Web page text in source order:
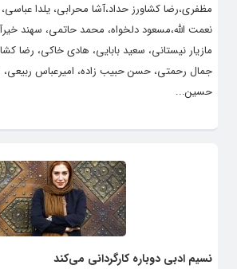
مظفری،رضا کشاورز حداد،آشا محرابی، یلدا
نعمت الله،مسعود دلخواه، محمد حاتمی، سهند
مازیار نیستانی، سعید بابایی، هادی خاکی، رضا
جمال رحمتی، حسن حبیب زاده، امیرعباس
حسین...
نسیم ادبی دوباره کارگردانی می‌کند